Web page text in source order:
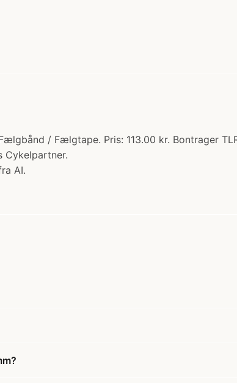
/ Fælgtape. Pris: 113.00 kr. Bontrager
Cykelpartner.
AI.